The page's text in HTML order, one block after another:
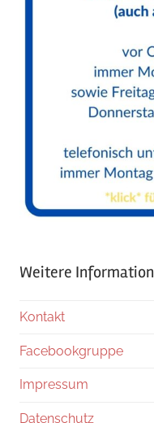
Weitere Information
Kontakt
Facebookgruppe
Impressum
Datenschutz